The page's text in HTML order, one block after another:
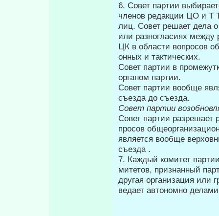
6. Совет партии
членов редакции ЦО и Τ
лиц. Совет решает дела о
или разногласиях
ЦК в области вопросов
онных и тактических.
Совет партии в
органом партии.
Совет партии вообще
съезда до съезда.
Совет партии
Совет партии
просов
явля­ется вообще
съезда .
7. Каждый комитет
митетов, признанный
другая организация или
ведает автономно